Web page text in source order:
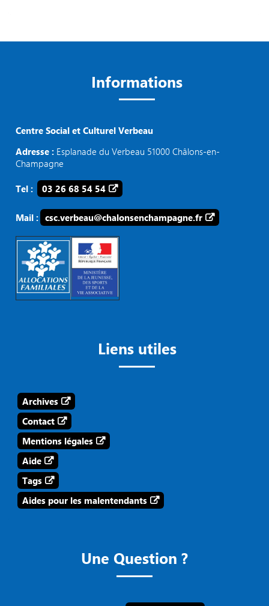
Informations
Centre Social et Culturel Verbeau
Adresse : Esplanade du Verbeau 51000 Châlons-en-
Champagne
Tel : 03 26 68 54 54
Mail : csc.verbeau@chalonsenchampagne.fr
Liens utiles
Archives
Contact
Mentions légales
Aide
Tags
Aides pour les malentendants
Une Question ?